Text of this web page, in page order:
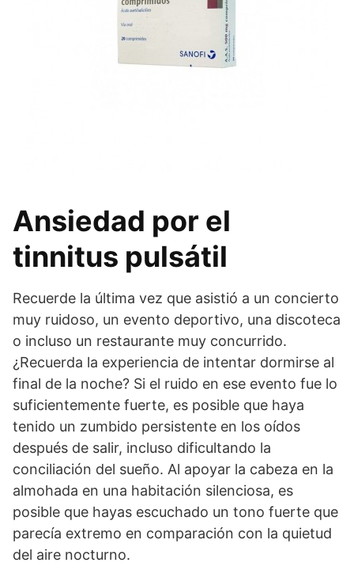
Ansiedad por el
tinnitus pulsátil
Recuerde la última vez que asistió a un concierto
muy ruidoso, un evento deportivo, una discoteca
o incluso un restaurante muy concurrido.
¿Recuerda la experiencia de intentar dormirse al
final de la noche? Si el ruido en ese evento fue lo
suficientemente fuerte, es posible que haya
tenido un zumbido persistente en los oídos
después de salir, incluso dificultando la
conciliación del sueño. Al apoyar la cabeza en la
almohada en una habitación silenciosa, es
posible que hayas escuchado un tono fuerte que
parecía extremo en comparación con la quietud
del aire nocturno.